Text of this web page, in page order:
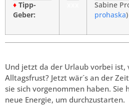
♦ Tipp-
Geber:
Sabine
prohaska)
Und jetzt da der Urlaub vorbei ist,
Alltagsfrust? Jetzt wär´s an der
sie sich vorgenommen haben. Sie
neue Energie, um durchzustarten.